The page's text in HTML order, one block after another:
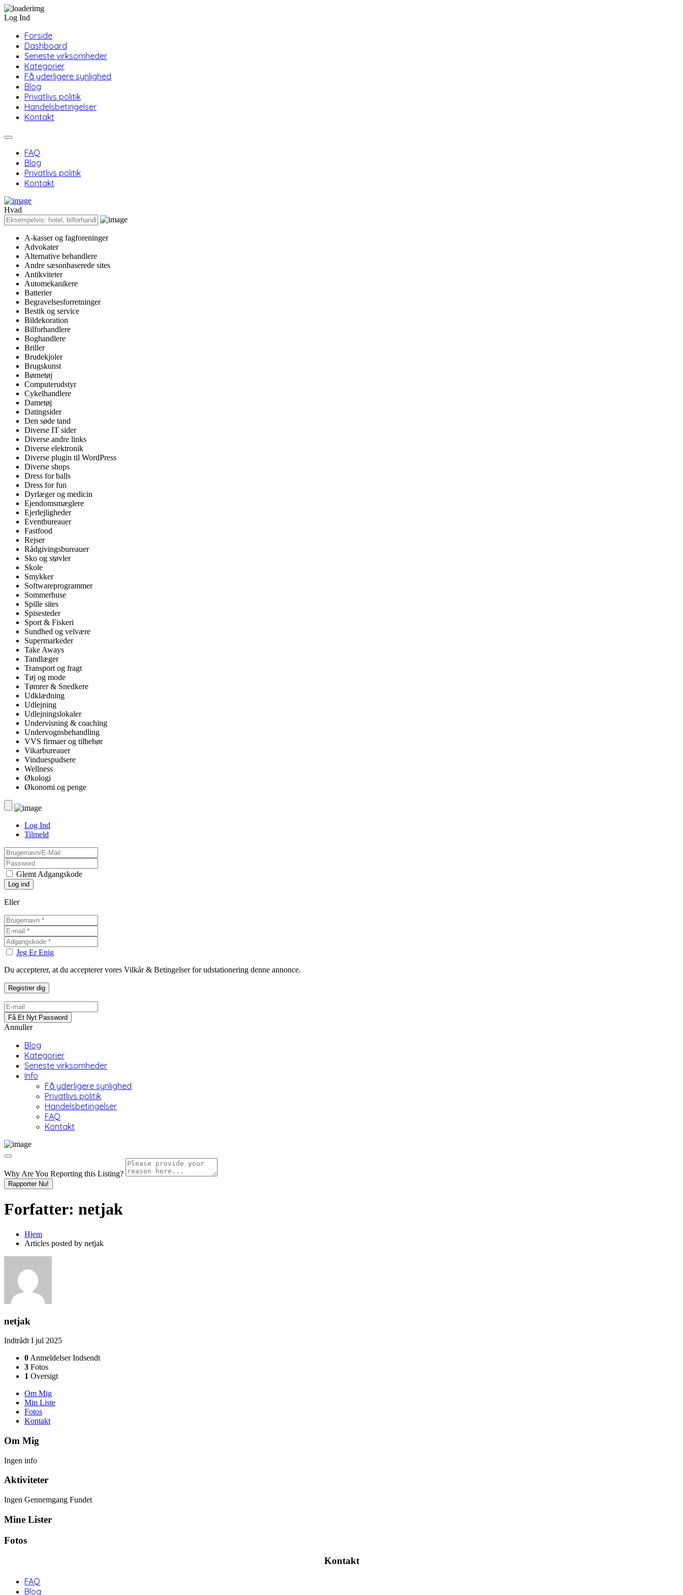
Log Ind
Forside
Dashboard
Seneste virksomheder
Kategorier
Få yderligere synlighed
Blog
Privatlivs politik
Handelsbetingelser
Kontakt
FAQ
Blog
Privatlivs politik
Kontakt
Hvad
A-kasser og fagforeninger
Advokater
Alternative behandlere
Andre sæsonbaserede sites
Antikviteter
Automekanikere
Batterier
Begravelsesforretninger
Bestik og service
Bildekoration
Bilforhandlere
Boghandlere
Briller
Brudekjoler
Brugskunst
Børnetøj
Computerudstyr
Cykelhandlere
Dametøj
Datingsider
Den søde tand
Diverse IT sider
Diverse andre links
Diverse elektronik
Diverse plugin til WordPress
Diverse shops
Dress for balls
Dress for fun
Dyrlæger og medicin
Ejendomsmæglere
Ejerlejligheder
Eventbureauer
Fastfood
Rejser
Rådgivingsbureauer
Sko og støvler
Skole
Smykker
Softwareprogrammer
Sommerhuse
Spille sites
Spisesteder
Sport & Fiskeri
Sundhed og velvære
Supermarkeder
Take Aways
Tandlæger
Transport og fragt
Tøj og mode
Tømrer & Snedkere
Udklædning
Udlejning
Udlejningslokaler
Undervisning & coaching
Undervognsbehandling
VVS firmaer og tilbehør
Vikarbureauer
Vinduespudsere
Wellness
Økologi
Økonomi og penge
Log Ind
Tilmeld
Glemt Adgangskode
Eller
Jeg Er Enig
Du accepterer, at du accepterer vores Vilkår & Betingelser for udstationering denne annonce.
Annuller
Blog
Kategorier
Seneste virksomheder
Info
Få yderligere synlighed
Privatlivs politik
Handelsbetingelser
FAQ
Kontakt
Why Are You Reporting this Listing?
Rapporter Nu!
Forfatter: netjak
Hjem
Articles posted by netjak
netjak
Indtrådt I jul 2025
0 Anmeldelser Indsendt
3 Fotos
1 Oversigt
Om Mig
Min Liste
Fotos
Kontakt
Om Mig
Ingen info
Aktiviteter
Ingen Gennemgang Fundet
Mine Lister
Fotos
Kontakt
FAQ
Blog